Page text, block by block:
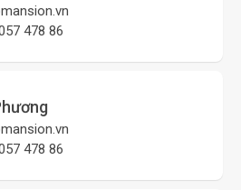
478 86
478 86